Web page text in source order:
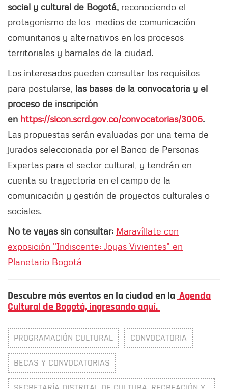
social y cultural de Bogotá, reconociendo el
protagonismo de los medios de comunicación
comunitarios y alternativos en los procesos
territoriales y barriales de la ciudad.
Los interesados pueden consultar los requisitos
para postularse, las bases de la convocatoria y el
proceso de inscripción
en https://sicon.scrd.gov.co/convocatorias/3006.
Las propuestas serán evaluadas por una terna de
jurados seleccionada por el Banco de Personas
Expertas para el sector cultural, y tendrán en
cuenta su trayectoria en el campo de la
comunicación y gestión de proyectos culturales o
sociales.
No te vayas sin consultar: Maravíllate con
exposición "Iridiscente: Joyas Vivientes" en
Planetario Bogotá
Descubre más eventos en la ciudad en la Agenda
Cultural de Bogotá, ingresando aquí.
PROGRAMACIÓN CULTURAL CONVOCATORIA
BECAS Y CONVOCATORIAS